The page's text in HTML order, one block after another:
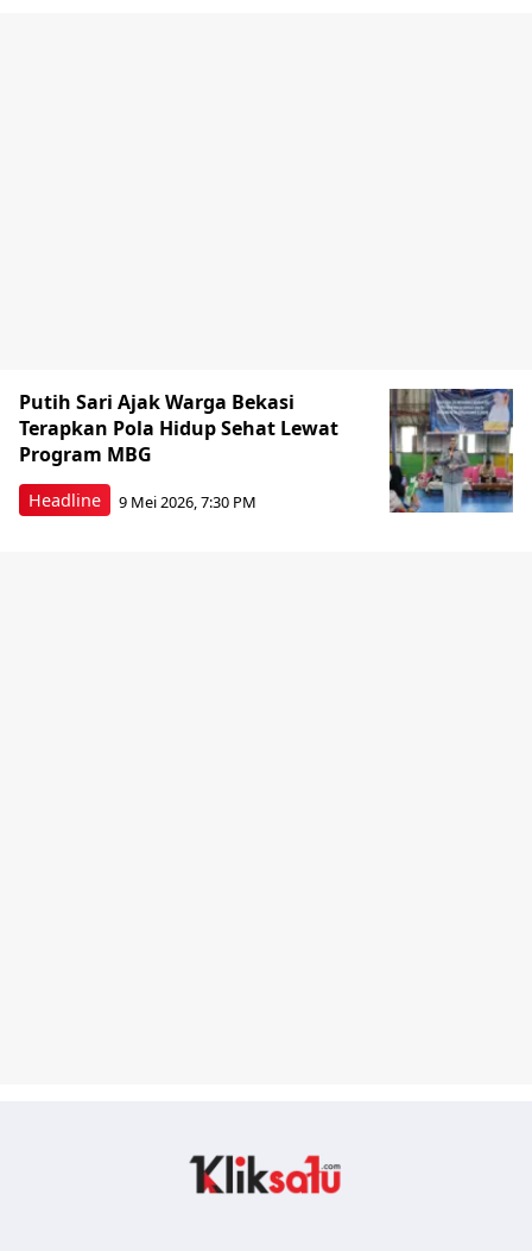
Headline
Putih Sari Ajak Warga Bekasi
Terapkan Pola Hidup Sehat Lewat
Program MBG
9 Mei 2026, 7:30 PM